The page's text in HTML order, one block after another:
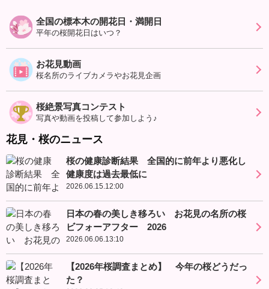
全国の標本木の開花日・満開日
平年の桜開花日はいつ？
お花見動画
桜名所のライブカメラやお花見企画
桜絶景写真コンテスト
写真や動画を投稿して参加しよう♪
花見・桜のニュース
桜の健康診断結果 全国的に前年より悪化し
健康度は過去最低に
2026.06.15.12:00
日本の春の美しき移ろい お花見の名所の桜
ビフォーアフター 2026
2026.06.06.13:10
【2026年桜調査まとめ】 今年の桜どうだっ
た？